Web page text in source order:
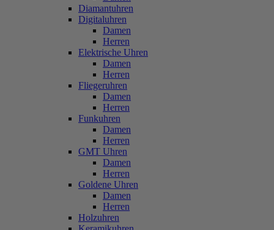
Diamantuhren
Digitaluhren
Damen
Herren
Elektrische Uhren
Damen
Herren
Fliegeruhren
Damen
Herren
Funkuhren
Damen
Herren
GMT Uhren
Damen
Herren
Goldene Uhren
Damen
Herren
Holzuhren